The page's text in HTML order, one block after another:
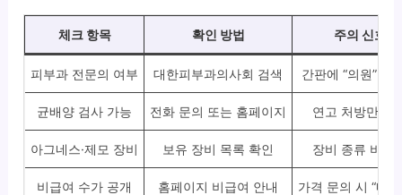
체크 항목 확인 방법 주의 신호
피부과 전문의 여부 대한피부과의사회 검색 간판에 “의원”만
균배양 검사 가능 전화 문의 또는 홈페이지 연고 처방만 반
아그네스·제모 장비 보유 장비 목록 확인 장비 종류 비공
비급여 수가 공개 홈페이지 비급여 안내 가격 문의 시 “내